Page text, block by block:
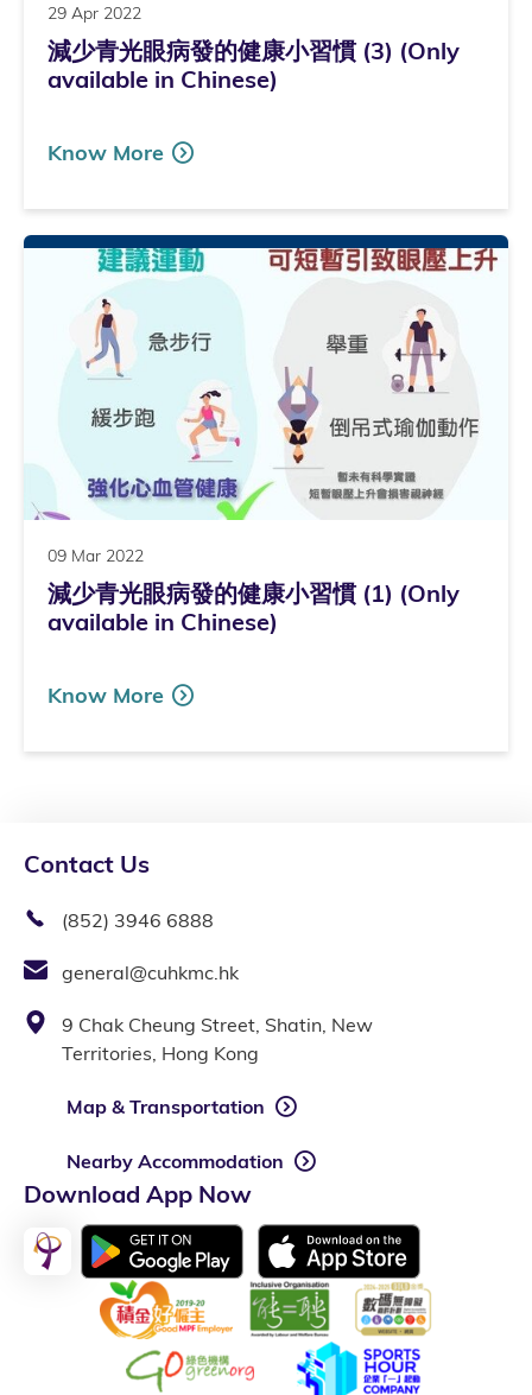
29 Apr 2022
減少青光眼病發的健康小習慣 (3) (Only
available in Chinese)
Know More
09 Mar 2022
減少青光眼病發的健康小習慣 (1) (Only
available in Chinese)
Know More
Contact Us
(852) 3946 6888
general@cuhkmc.hk
9 Chak Cheung Street, Shatin, New
Territories, Hong Kong
Map & Transportation
Nearby Accommodation
Download App Now